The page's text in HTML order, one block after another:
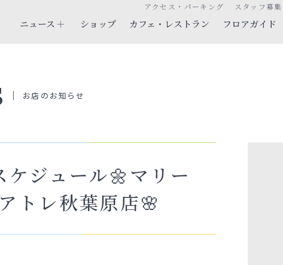
ニュース
ショップ カフェ・レストラン フロアガイド
アクセス・パーキング スタッフ募集
お店のお知らせ
ジュール🌼マリー
トレ秋葉原店🌸